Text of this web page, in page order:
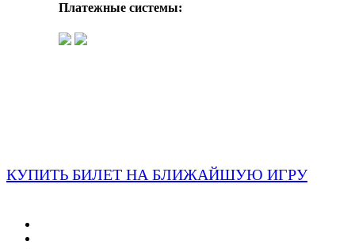
Платежные системы:
КУПИТЬ БИЛЕТ НА БЛИЖАЙШУЮ ИГРУ